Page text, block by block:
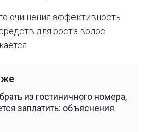
очищения эффективность
для роста волос
из гостиничного номера,
заплатить: объяснения